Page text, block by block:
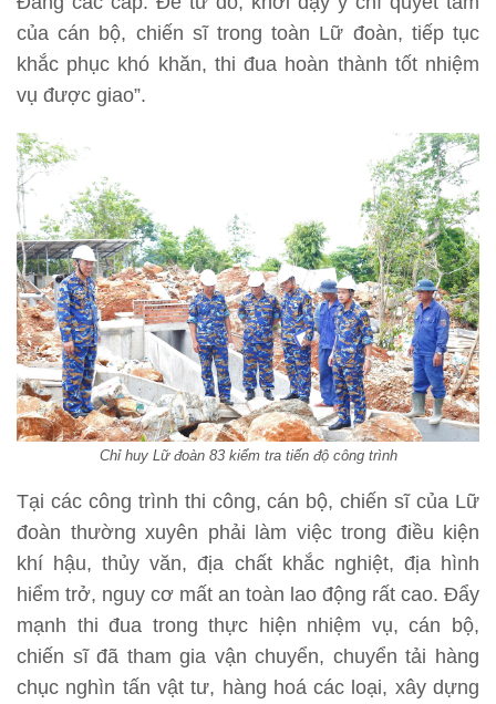
của cán bộ, chiến sĩ trong toàn Lữ đoàn, tiếp tục
khắc phục khó khăn, thi đua hoàn thành tốt nhiệm
vụ được giao”.
Chỉ huy Lữ đoàn 83 kiểm tra tiến độ công trình
Tại các công trình thi công, cán bộ, chiến sĩ của Lữ
đoàn thường xuyên phải làm việc trong điều kiện
khí hậu, thủy văn, địa chất khắc nghiệt, địa hình
hiểm trở, nguy cơ mất an toàn lao động rất cao. Đẩy
mạnh thi đua trong thực hiện nhiệm vụ, cán bộ,
chiến sĩ đã tham gia vận chuyển, chuyển tải hàng
chục nghìn tấn vật tư, hàng hoá các loại, xây dựng